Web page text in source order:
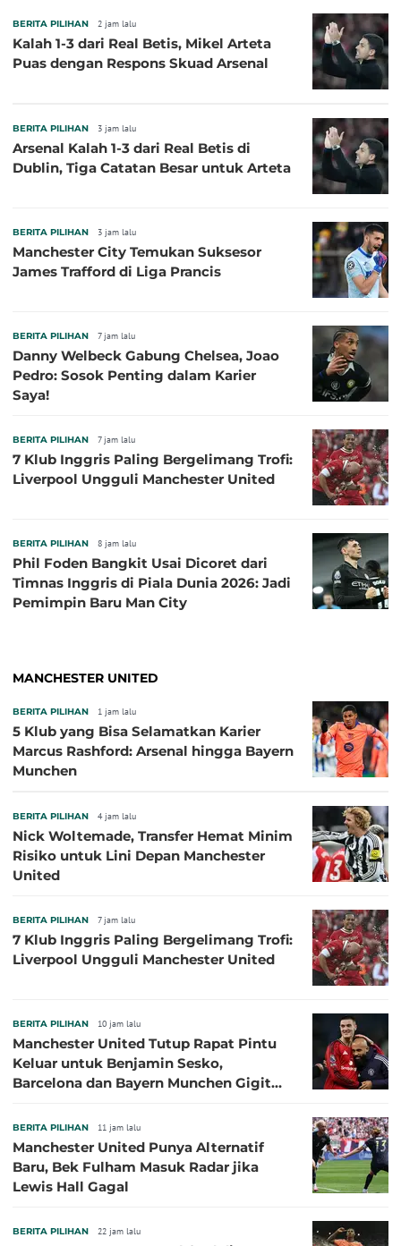
BERITA PILIHAN 2 jam lalu
Kalah 1-3 dari Real Betis, Mikel Arteta
Puas dengan Respons Skuad Arsenal
BERITA PILIHAN 3 jam lalu
Arsenal Kalah 1-3 dari Real Betis di
Dublin, Tiga Catatan Besar untuk Arteta
BERITA PILIHAN 3 jam lalu
Manchester City Temukan Suksesor
James Trafford di Liga Prancis
BERITA PILIHAN 7 jam lalu
Danny Welbeck Gabung Chelsea, Joao
Pedro: Sosok Penting dalam Karier
Saya!
BERITA PILIHAN 7 jam lalu
7 Klub Inggris Paling Bergelimang Trofi:
Liverpool Ungguli Manchester United
BERITA PILIHAN 8 jam lalu
Phil Foden Bangkit Usai Dicoret dari
Timnas Inggris di Piala Dunia 2026: Jadi
Pemimpin Baru Man City
MANCHESTER UNITED
BERITA PILIHAN 1 jam lalu
5 Klub yang Bisa Selamatkan Karier
Marcus Rashford: Arsenal hingga Bayern
Munchen
BERITA PILIHAN 4 jam lalu
Nick Woltemade, Transfer Hemat Minim
Risiko untuk Lini Depan Manchester
United
BERITA PILIHAN 7 jam lalu
7 Klub Inggris Paling Bergelimang Trofi:
Liverpool Ungguli Manchester United
BERITA PILIHAN 10 jam lalu
Manchester United Tutup Rapat Pintu
Keluar untuk Benjamin Sesko,
Barcelona dan Bayern Munchen Gigit
BERITA PILIHAN 11 jam lalu
Manchester United Punya Alternatif
Baru, Bek Fulham Masuk Radar jika
Lewis Hall Gagal
BERITA PILIHAN 22 jam lalu